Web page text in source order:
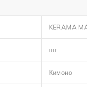
KERAMA
шт
Кимоно